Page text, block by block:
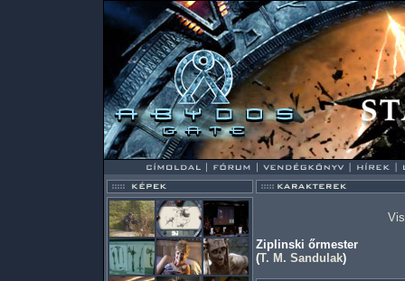
Ziplinski őrmester
(T. M. Sandulak)